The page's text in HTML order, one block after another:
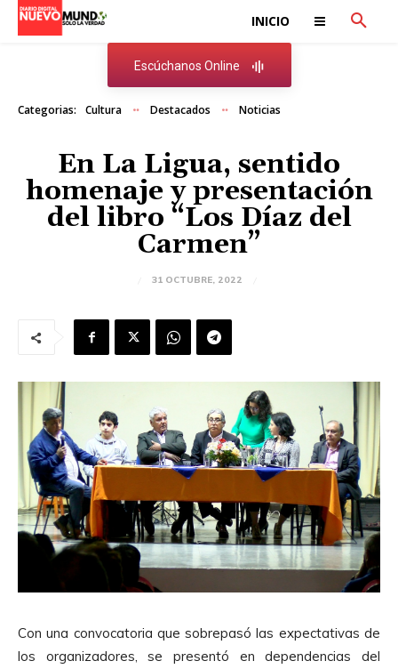
INICIO
Escúchanos Online
Categorias: Cultura Destacados Noticias
En La Ligua, sentido
homenaje y presentación
del libro “Los Díaz del
Carmen”
31 OCTUBRE, 2022
Con una convocatoria que sobrepasó las expectativas de
los organizadores, se presentó en dependencias del